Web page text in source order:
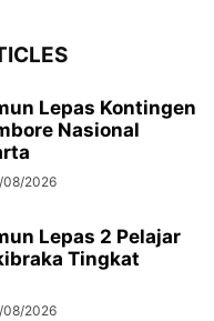
Lepas Kontingen
Nasional
08/2026
Lepas 2 Pelajar
Tingkat
08/2026